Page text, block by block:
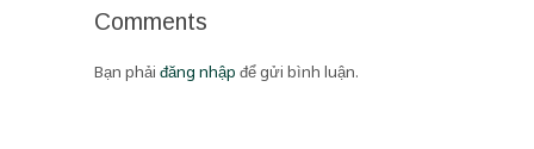
Comments
Bạn phải đăng nhập để gửi bình luận.